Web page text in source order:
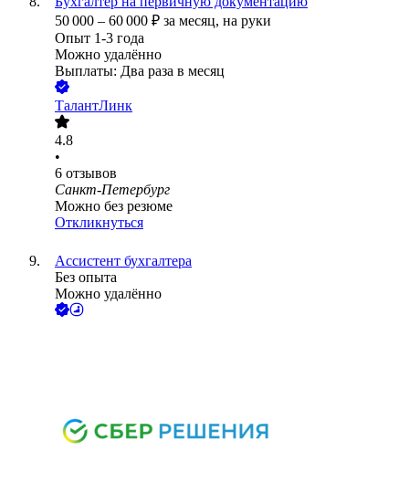
50 000 – 60 000 ₽ за месяц, на руки
Опыт 1-3 года
Можно удалённо
Выплаты: Два раза в месяц
ТалантЛинк
4.8
•
6 отзывов
Санкт-Петербург
Можно без резюме
Откликнуться
Ассистент бухгалтера
Без опыта
Можно удалённо